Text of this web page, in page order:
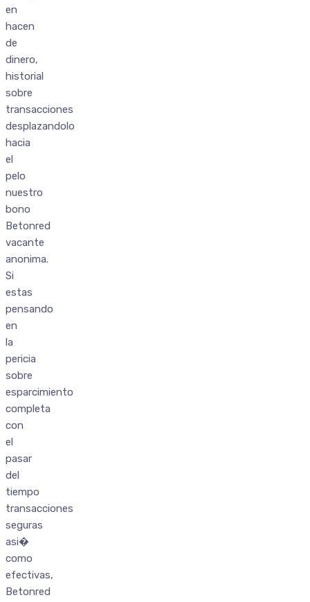
en
hacen
de
dinero,
historial
sobre
transacciones
desplazandolo
hacia
el
pelo
nuestro
bono
Betonred
vacante
anonima.
Si
estas
pensando
en
la
pericia
sobre
esparcimiento
completa
con
el
pasar
del
tiempo
transacciones
seguras
asi�
como
efectivas,
Betonred